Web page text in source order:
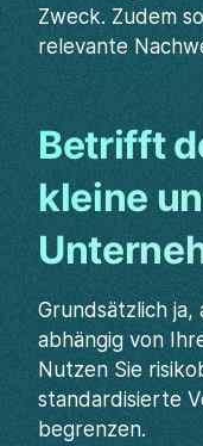
Zweck. Zudem
relevante
Betrifft
kleine
Grundsätzlich ja,
abhängig von
Nutzen Sie
standardisierte
begrenzen.